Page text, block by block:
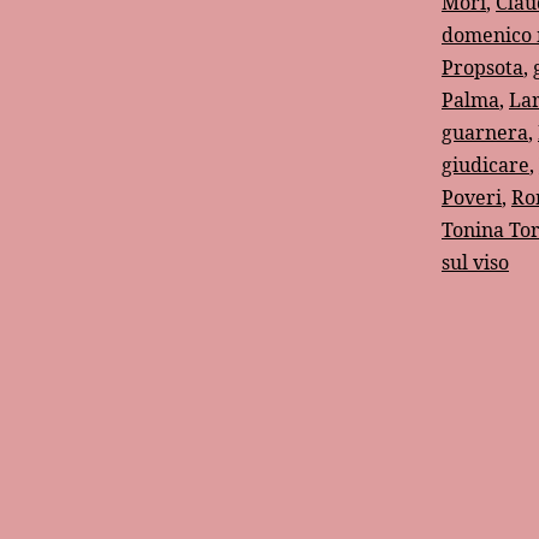
domenico
Propsota,
Palma,
guarnera,
giudicare,
Poveri,
Tonina
sul viso